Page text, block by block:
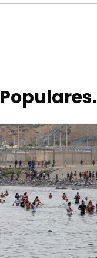
Populares.